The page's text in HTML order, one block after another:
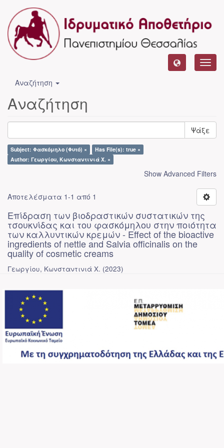
Αναζήτηση
Αναζήτηση
Ψάξε
Subject: Φασκόμηλο (Φυτό) ×
Has File(s): true ×
Author: Γεωργίου, Κωνσταντινιά Χ. ×
Show Advanced Filters
Αποτελέσματα 1-1 από 1
Επίδραση των βιοδραστικών συστατικών της
τσουκνίδας και του φασκόμηλου στην ποιότητα
των καλλυντικών κρεμών - Effect of the bioactive
ingredients of nettle and Salvia officinalis on the
quality of cosmetic creams
Γεωργίου, Κωνσταντινιά Χ. (2023)